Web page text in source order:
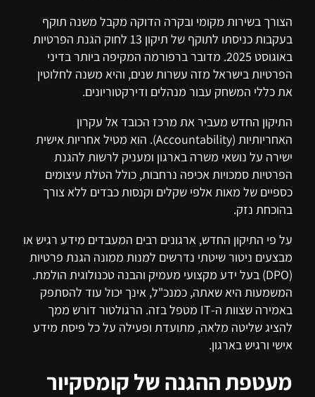
הצורך בשירות מקומי ובקרה הדוקה מקבל משנה תוקף
בעקבות כניסתו לתוקף של תיקון 13 לחוק הגנת הפרטיות
באוגוסט 2025. מדובר ברפורמה המקיפה ביותר בדיני
הפרטיות בישראל מזה עשרות שנים, והיא משנה לחלוטין
את כללי המשחק עבור מנהלים ודירקטוריונים.
התיקון החדש מעביר את מרכז הכובד אל עקרון
האחריותיות (Accountability). הוא מטיל אחריות אישית
ישירה על נושאי משרה בארגון ומעניק לרשות להגנת
הפרטיות סמכויות אכיפה נרחבות, כולל הטלת עיצומים
כספיים של מאות אלפי שקלים וקנסות כבדים ללא צורך
בהוכחת נזק.
על פי התיקון החדש, ארגונים רבים המעבדים מידע רגיש או
מבצעים ניטור שיטתי נדרשים למנות ממונה הגנת פרטיות
(DPO) בעל ידע מקצועי מעמיק והבנה טכנולוגית הולמת.
המשמעות היא שאתה, כמנכ"ל, אינך יכול עוד להסתפק
באמירה שצוות ה-IT מטפל בזה. הרגולטור דורש ממך
להציג שליטה מלאה, מתועדת ופעילה על כל פיסת מידע
אישי ורגיש בארגון.
מעטפת ההגנה של קומסקיור